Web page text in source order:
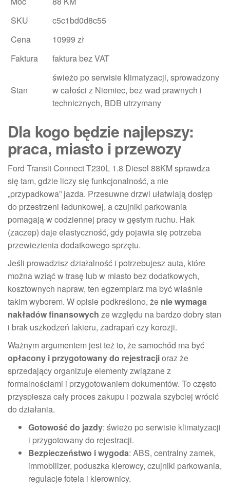
SKU
c5c1bd0d8c55
Cena
10999 zł
Faktura
faktura bez VAT
Stan
świeżo po serwisie klimatyzacji, sprowadzony
w całości z Niemiec, bez wad prawnych i
technicznych, BDB utrzymany
Dla kogo będzie najlepszy:
praca, miasto i przewozy
Ford Transit Connect T230L 1.8 Diesel 88KM sprawdza
się tam, gdzie liczy się funkcjonalność, a nie
„przypadkowa” jazda. Przesuwne drzwi ułatwiają dostęp
do przestrzeni ładunkowej, a czujniki parkowania
pomagają w codziennej pracy w gęstym ruchu. Hak
(zaczep) daje elastyczność, gdy pojawia się potrzeba
przewiezienia dodatkowego sprzętu.
Jeśli prowadzisz działalność i potrzebujesz auta, które
można wziąć w trasę lub w miasto bez dodatkowych,
kosztownych napraw, ten egzemplarz ma być właśnie
takim wyborem. W opisie podkreślono, że nie wymaga
nakładów finansowych ze względu na bardzo dobry stan
i brak uszkodzeń lakieru, zadrapań czy korozji.
Ważnym argumentem jest też to, że samochód ma być
opłacony i przygotowany do rejestracjioraz że
sprzedający organizuje elementy związane z
formalnościami i przygotowaniem dokumentów. To często
przyspiesza cały proces zakupu i pozwala szybciej wrócić
do działania.
Gotowość do jazdy: świeżo po serwisie klimatyzacji
i przygotowany do rejestracji.
Bezpieczeństwo i wygoda: ABS, centralny zamek,
immobilizer, poduszka kierowcy, czujniki parkowania,
regulacje fotela i kierownicy.